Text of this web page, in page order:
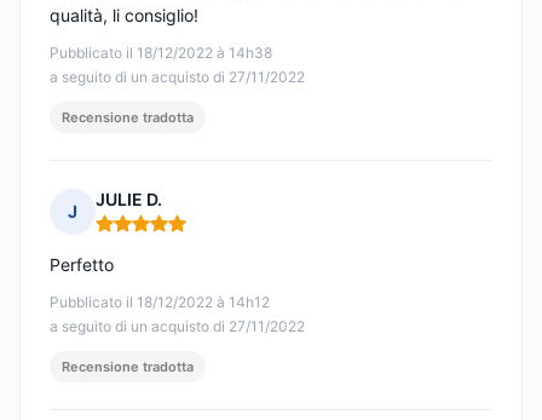
Pubblicato il 18/12/2022 à 14h38
a seguito di un acquisto di 27/11/2022
qualità, li consiglio!
Recensione tradotta
J
JULIE D.
Nota: 5 su 5
Pubblicato il 18/12/2022 à 14h12
a seguito di un acquisto di 27/11/2022
Perfetto
Recensione tradotta